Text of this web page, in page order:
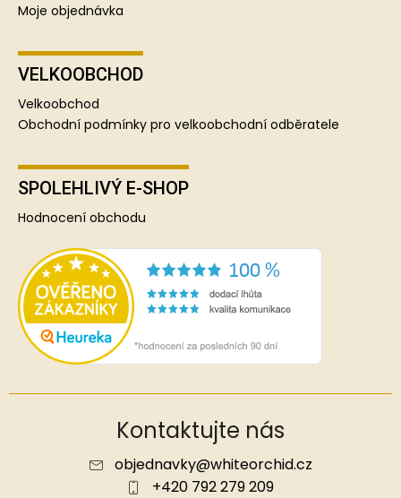
Moje objednávka
VELKOOBCHOD
Velkoobchod
Obchodní podmínky pro velkoobchodní odběratele
SPOLEHLIVÝ E-SHOP
Hodnocení obchodu
Kontaktujte nás
objednavky@whiteorchid.cz
+420 792 279 209